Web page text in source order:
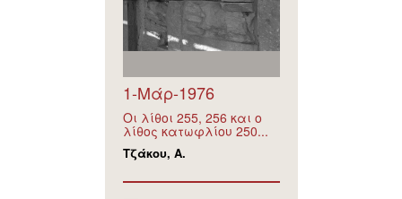
1-Μάρ-1976
Οι λίθοι 255, 256 και ο
λίθος κατωφλίου 250...
Τζάκου, Α.